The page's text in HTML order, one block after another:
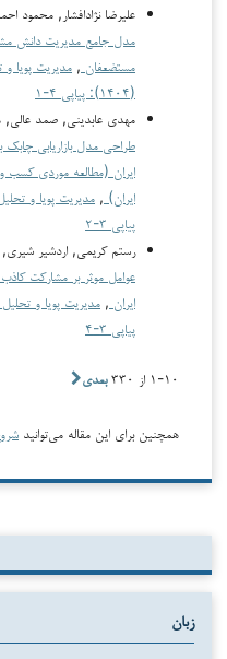
علیرضا نژادافشار, محمود
مدل جامع مدیریت دانش
مستضعفان ,
(۱۴۰۴): پیاپی ۴-۱
مهدی عابدینی, صمد
طراحی مدل بازاریابی
ایران (مطالعه موردی
ایران) ,
پیاپی ۳-۲
رستم کریمی, اردشیر
عوامل موثر بر مشارکت
ایران ,
پیاپی ۳-۴
۱-۱۰ از ۳۳۰ بعدی
همچنین برای این مقاله می‌توانید
زبان